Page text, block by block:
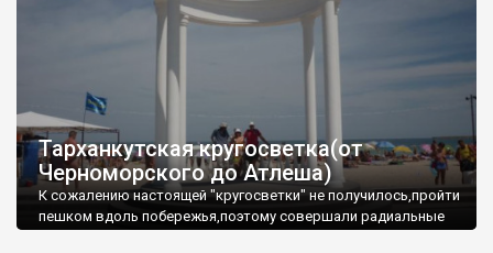
Тарханкутская кругосветка(от
Черноморского до Атлеша)
К сожалению настоящей "кругосветки" не получилось,пройти
пешком вдоль побережья,поэтому совершали радиальные